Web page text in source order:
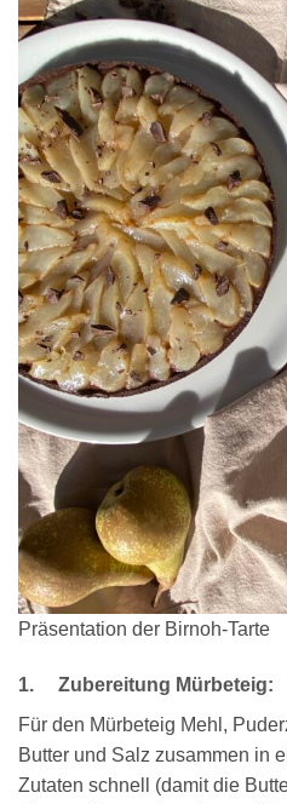
Präsentation der Birnoh-Tarte
1. Zubereitung Mürbeteig:
Für den Mürbeteig Mehl,
Butter und Salz zusammen in
Zutaten schnell (damit die